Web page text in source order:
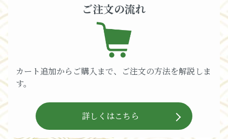
ご注文の流れ
カート追加からご購入まで、ご注文の方法を解説しま
す。
詳しくはこちら